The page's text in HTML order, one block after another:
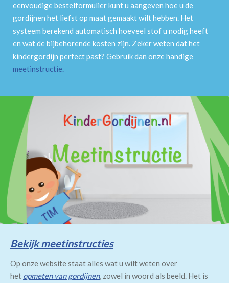
eenvoudige bestelformulier kunt u aangeven hoe u de
gordijnen het liefst op maat gemaakt wilt hebben. Het
systeem berekend automatisch hoeveel stof u nodig heeft
en wat de bijbehorende kosten zijn. Zeker weten dat het
kindergordijn perfect past? Gebruik dan onze handige
meetinstructie.
Bekijk meetinstructies
Op onze website staat alles wat u wilt weten over
het opmeten van gordijnen, zowel in woord als beeld. Het is